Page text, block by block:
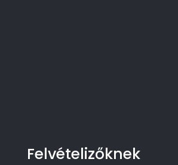
Felvételizőknek